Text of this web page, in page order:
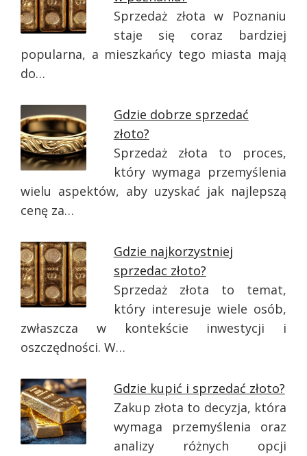
Sprzedaż złota w Poznaniu
staje się coraz bardziej
popularna, a mieszkańcy tego miasta mają
do…
Gdzie dobrze sprzedać
złoto?
Sprzedaż złota to proces,
który wymaga przemyślenia
wielu aspektów, aby uzyskać jak najlepszą
cenę za…
Gdzie najkorzystniej
sprzedac złoto?
Sprzedaż złota to temat,
który interesuje wiele osób,
zwłaszcza w kontekście inwestycji i
oszczędności. W…
Gdzie kupić i sprzedać złoto?
Zakup złota to decyzja, która
wymaga przemyślenia oraz
analizy różnych opcji